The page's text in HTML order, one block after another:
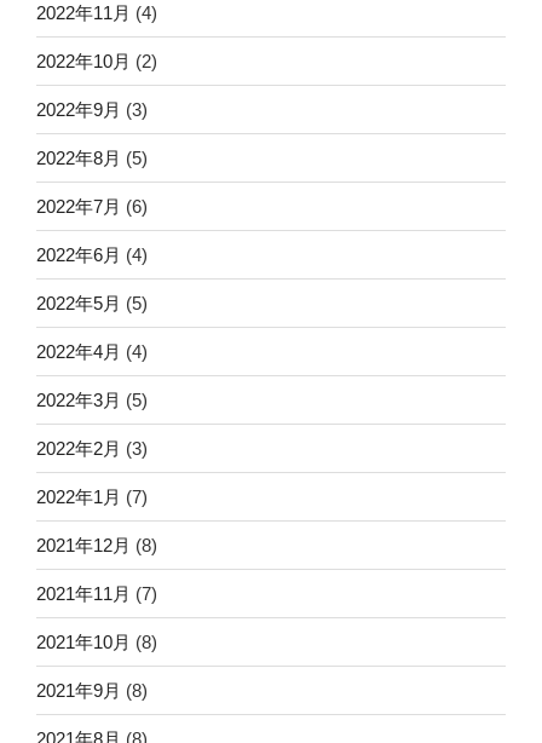
2022年11月 (4)
2022年10月 (2)
2022年9月 (3)
2022年8月 (5)
2022年7月 (6)
2022年6月 (4)
2022年5月 (5)
2022年4月 (4)
2022年3月 (5)
2022年2月 (3)
2022年1月 (7)
2021年12月 (8)
2021年11月 (7)
2021年10月 (8)
2021年9月 (8)
2021年8月 (8)